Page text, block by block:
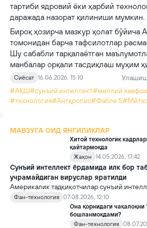
тартиби ядровий ёки ҳарбий
даражада назорат қилиниши мумкин.
Бироқ ҳозирча мазкур ҳолат бўйича
томонидан барча тафсилотлар
Шу сабабли тарқалаётган
манбалар орқали тасдиқлаш муҳим
Сиёсат 16.06.2026, 15:10
#АҚШ#сунъий интеллект#миллий
#технология#Антҳропиc#Фабле 5
МАВЗУГА ОИД ЯНГИЛИКЛАР
Хитой технологик
қайтармоқда
Жаҳон
14.05.2026, 17:42
Сунъий интеллект ёрдамида илк бор
учрамайдиган вируслар яратилди
Америкалик тадқиқотчилар сунъий
16 та вирус яратди. Бу кашфиёт янги
билан бирга, ундан нотўғри мақсадда
хавотирларни ҳам кучайтирмоқда.
Фан-технология 07.08.2026, 12:10
Она қорнидаги чақалоқни
бошланмоқдами?
Фан-технология